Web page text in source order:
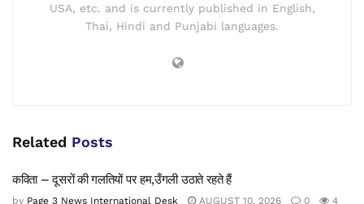
USA, etc. and is currently published in English,
Thai, Hindi and Punjabi languages.
Related Posts
कविता – दूसरों की गलतियों पर हम,उँगली उठाते रहते हैं
by Page 3 News International Desk AUGUST 10, 2026 0 4